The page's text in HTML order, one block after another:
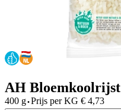
AH Bloemkoolrijst
400 g·Prijs per KG € 4,73